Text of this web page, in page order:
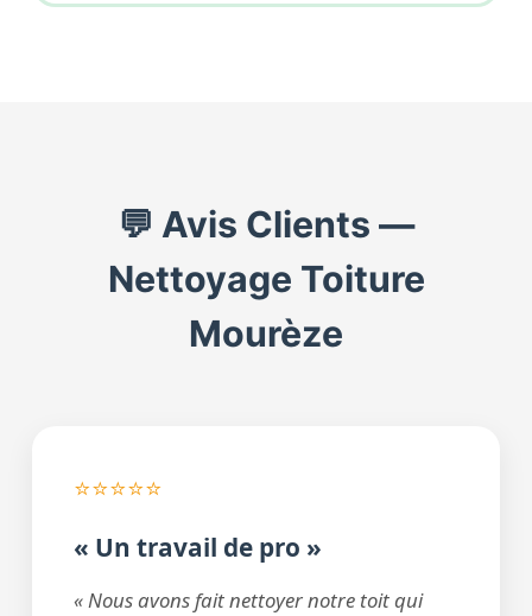
💬 Avis Clients —
Nettoyage Toiture
Mourèze
⭐⭐⭐⭐⭐
« Un travail de pro »
« Nous avons fait nettoyer notre toit qui